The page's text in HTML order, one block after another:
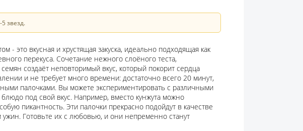
звезд.
- это вкусная и хрустящая закуска, идеально подходящая как
перекуса. Сочетание нежного слоёного теста,
создаёт неповторимый вкус, который покорит сердца
и не требует много времени: достаточно всего 20 минут,
палочками. Вы можете экспериментировать с различными
под свой вкус. Например, вместо кунжута можно
пикантность. Эти палочки прекрасно подойдут в качестве
Готовьте их с любовью, и они непременно станут